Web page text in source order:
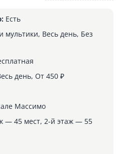
Есть
Весь день, Без
день, От 450 ₽
Массимо
— 45 мест, 2-й этаж — 55